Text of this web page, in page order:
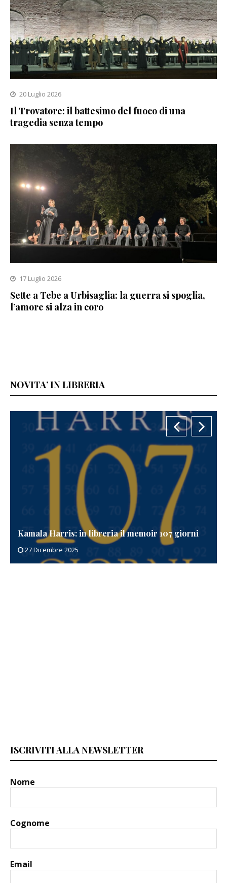
20 Luglio 2026
Il Trovatore: il battesimo del fuoco di una
tragedia senza tempo
17 Luglio 2026
Sette a Tebe a Urbisaglia: la guerra si spoglia,
l’amore si alza in coro
NOVITA’ IN LIBRERIA
Patricia Cornwell in libreria con Taglio letale
20 Dicembre 2025
ISCRIVITI ALLA NEWSLETTER
Nome
Cognome
Email